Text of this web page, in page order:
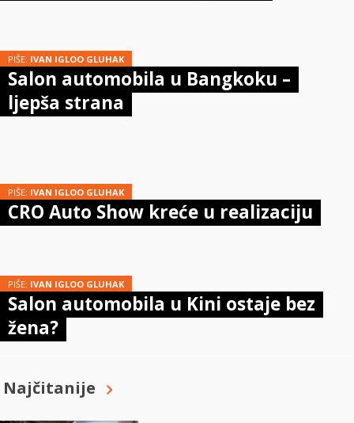
PIŠE: IVAN IGLOO GLUHAK
Salon automobila u Bangkoku –
ljepša strana
PIŠE: IVAN IGLOO GLUHAK
CRO Auto Show kreće u realizaciju
PIŠE: IVAN IGLOO GLUHAK
Salon automobila u Kini ostaje bez
žena?
Najčitanije